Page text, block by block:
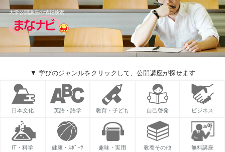
大学公開講座の情報検索
▼ 学びのジャンルをクリックして、公開講座が探せます
日本文化 英語・語学 教育・子ども 自己啓発 ビジネス
IT・科学 健康・ｽﾎﾟｰﾂ 趣味・実用 教養その他 無料講座